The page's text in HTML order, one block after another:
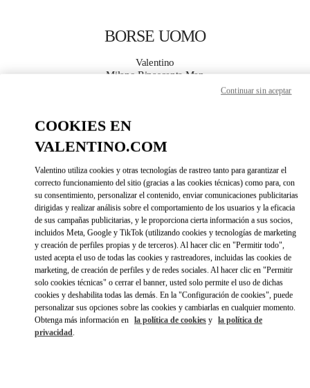
BORSE UOMO
Valentino
Milano Rinascente Man
MAGGIORI DETTAGLI
DIRECCIONESLINK OPENS IN
Link Opens in New Tab
COOKIES EN
VALENTINO.COM
Valentino utiliza cookies y otras tecnologías de rastreo tanto para garantizar el
correcto funcionamiento del sitio (gracias a las cookies técnicas) como para, con
su consentimiento, personalizar el contenido, enviar comunicaciones publicitarias
dirigidas y realizar análisis sobre el comportamiento de los usuarios y la eficacia
de sus campañas publicitarias, y le proporciona cierta información a sus socios,
incluidos Meta, Google y TikTok (utilizando cookies y tecnologías de marketing
y creación de perfiles propias y de terceros). Al hacer clic en "Permitir todo",
usted acepta el uso de todas las cookies y rastreadores, incluidas las cookies de
marketing, de creación de perfiles y de redes sociales. Al hacer clic en "Permitir
solo cookies técnicas" o cerrar el banner, usted solo permite el uso de dichas
cookies y deshabilita todas las demás. En la "Configuración de cookies", puede
personalizar sus opciones sobre las cookies y cambiarlas en cualquier momento.
Obtenga más información en la política de cookies y la política de
privacidad.
Continuar sin aceptar